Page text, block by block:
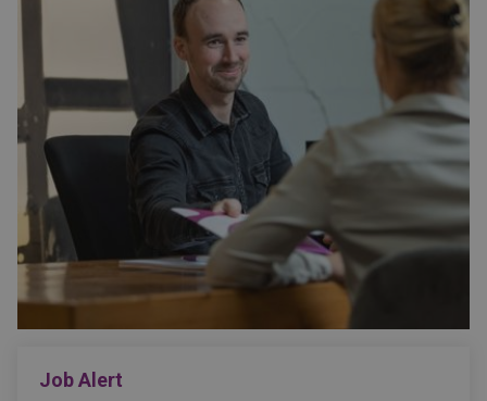
Job Alert